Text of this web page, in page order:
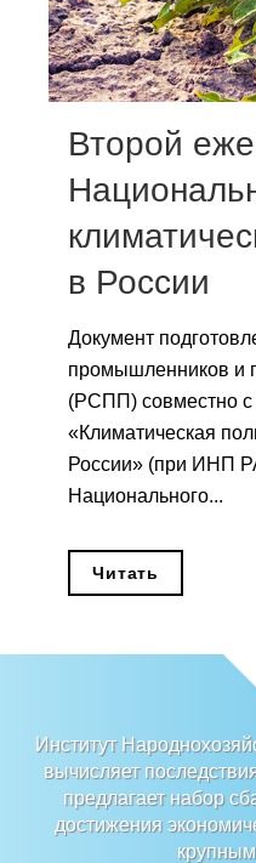
Отчетность
Материалы для
Публикации
Научная жизнь
Издания
Проблемы
О журнале
Номера
Общие
Научные труды
О журнале
Второй
в России
Документ
промышленников и
(РСПП) совместно с
«Климатическая
России» (при ИНП
Национального...
Читать
Институт
вычисляет
предлагает набор
достижения